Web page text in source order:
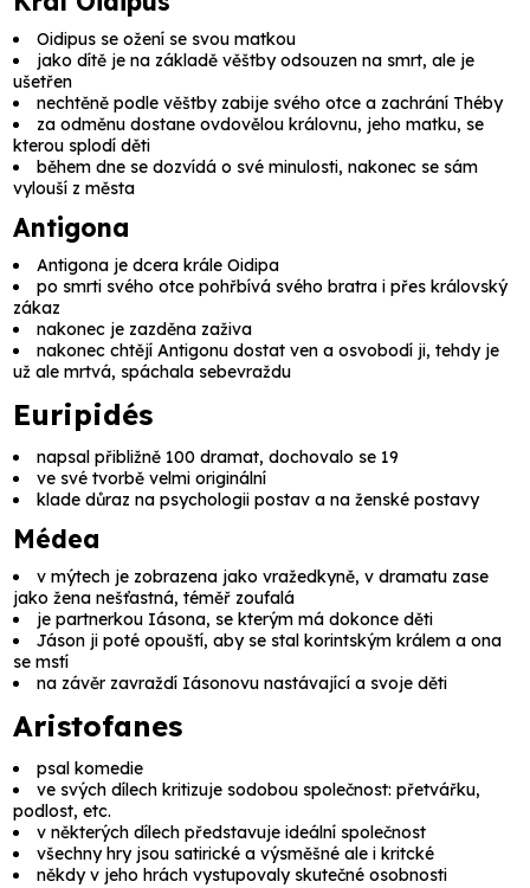
Oidipus se ožení se svou matkou
jako dítě je na základě věštby odsouzen na smrt, ale je
ušetřen
nechtěně podle věštby zabije svého otce a zachrání Théby
za odměnu dostane ovdovělou královnu, jeho matku, se
kterou splodí děti
během dne se dozvídá o své minulosti, nakonec se sám
vylouší z města
Antigona
Antigona je dcera krále Oidipa
po smrti svého otce pohřbívá svého bratra i přes královský
zákaz
nakonec je zazděna zaživa
nakonec chtějí Antigonu dostat ven a osvobodí ji, tehdy je
už ale mrtvá, spáchala sebevraždu
Euripidés
napsal přibližně 100 dramat, dochovalo se 19
ve své tvorbě velmi originální
klade důraz na psychologii postav a na ženské postavy
Médea
v mýtech je zobrazena jako vražedkyně, v dramatu zase
jako žena nešťastná, téměř zoufalá
je partnerkou Iásona, se kterým má dokonce děti
Jáson ji poté opouští, aby se stal korintským králem a ona
se mstí
na závěr zavraždí Iásonovu nastávající a svoje děti
Aristofanes
psal komedie
ve svých dílech kritizuje sodobou společnost: přetvářku,
podlost, etc.
v některých dílech představuje ideální společnost
všechny hry jsou satirické a výsměšné ale i kritcké
někdy v jeho hrách vystupovaly skutečné osobnosti